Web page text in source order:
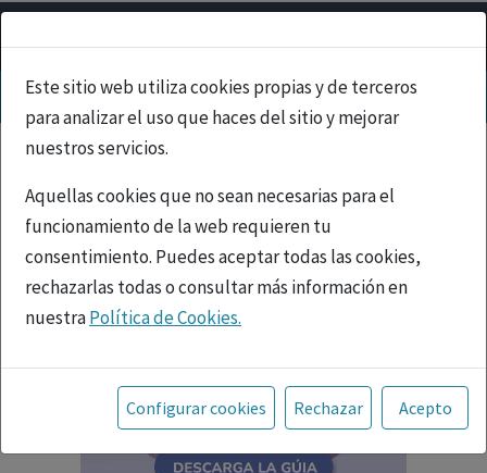
Este sitio web utiliza cookies propias y de terceros
para analizar el uso que haces del sitio y mejorar
nuestros servicios.
Aquellas cookies que no sean necesarias para el
funcionamiento de la web requieren tu
consentimiento. Puedes aceptar todas las cookies,
rechazarlas todas o consultar más información en
nuestraPolítica de Cookies.
Toda la información incluida en la Página Web está
referida a productos del mercado español y, por
tanto, dirigida a profesionales sanitarios legalmente
facultados para prescribir o dispensar medicamentos
Configurar cookies Rechazar Acepto